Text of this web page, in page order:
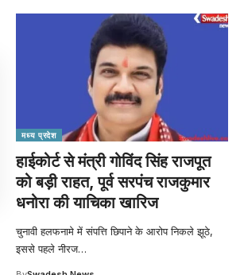
मध्य प्रदेश
हाईकोर्ट से मंत्री गोविंद सिंह राजपूत
को बड़ी राहत, पूर्व सरपंच राजकुमार
धनोरा की याचिका खारिज
चुनावी हलफनामे में संपत्ति छिपाने के आरोप निकले झूठे,
इससे पहले नीरज…